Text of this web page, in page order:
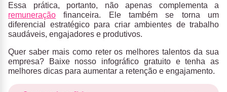
Essa prática, portanto, não apenas complementa a
remuneração financeira. Ele também se torna um
diferencial estratégico para criar ambientes de trabalho
saudáveis, engajadores e produtivos.
Quer saber mais como reter os melhores talentos da sua
empresa? Baixe nosso infográfico gratuito e tenha as
melhores dicas para aumentar a retenção e engajamento.